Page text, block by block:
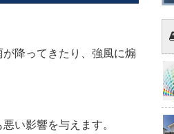
降ってきたり、強風に煽
い影響を与えます。